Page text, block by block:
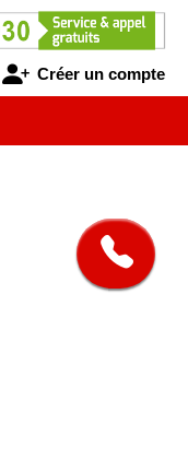
Créer un compte